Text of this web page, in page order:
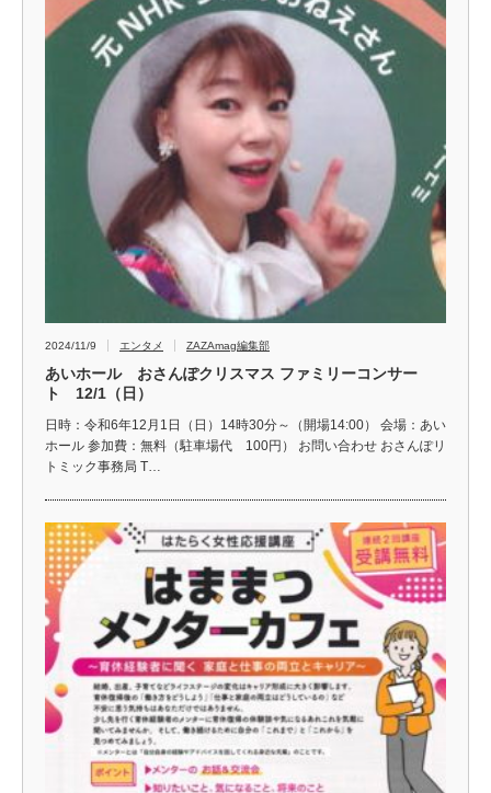
2024/11/9 エンタメ ZAZAmag編集部
あいホール おさんぽクリスマス ファミリーコンサー
ト 12/1（日）
日時：令和6年12月1日（日）14時30分～（開場14:00） 会場：あい
ホール 参加費：無料（駐車場代 100円） お問い合わせ おさんぽリ
トミック事務局 T…